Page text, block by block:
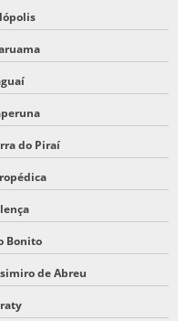
do Piraí
Bonito
de Abreu